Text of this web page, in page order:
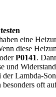
eine
diese
oderP0141.
und
der Lambda-
besonders oft